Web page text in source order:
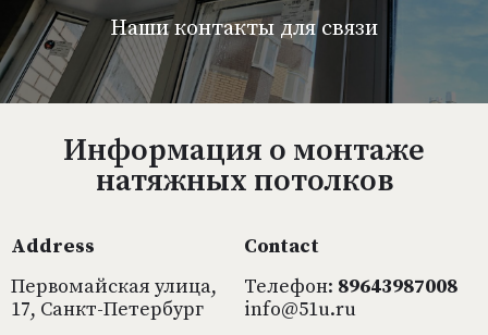
Наши контакты для связи
Информация о монтаже
натяжных потолков
Address
Первомайская улица,
17, Санкт-Петербург
Contact
Телефон: 89643987008
info@51u.ru